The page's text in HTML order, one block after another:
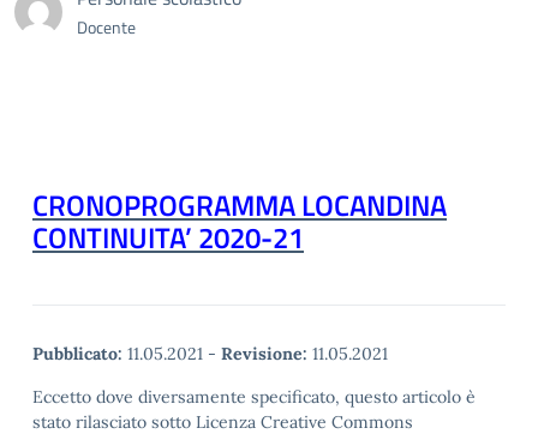
Docente
CRONOPROGRAMMA LOCANDINA
CONTINUITA’ 2020-21
Pubblicato: 11.05.2021 - Revisione: 11.05.2021
Eccetto dove diversamente specificato, questo articolo è
stato rilasciato sotto Licenza Creative Commons